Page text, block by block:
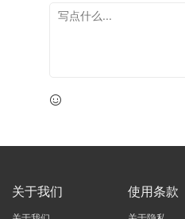
关于我们 使用条款